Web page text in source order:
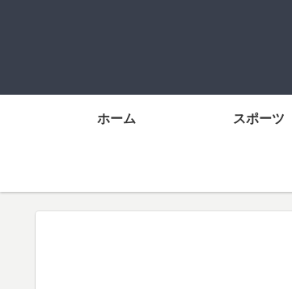
ホーム スポーツ